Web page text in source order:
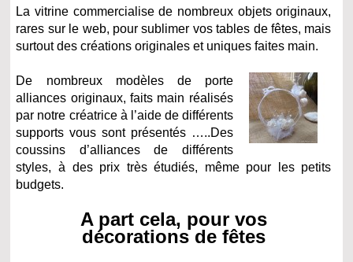
La vitrine commercialise de nombreux objets originaux,
rares sur le web, pour sublimer vos tables de fêtes, mais
surtout des créations originales et uniques faites main.
De nombreux modèles de porte
alliances originaux, faits main réalisés
par notre créatrice à l’aide de différents
supports vous sont présentés …..Des
coussins d’alliances de différents
styles, à des prix très étudiés, même pour les petits
budgets.
A part cela, pour vos
décorations de fêtes